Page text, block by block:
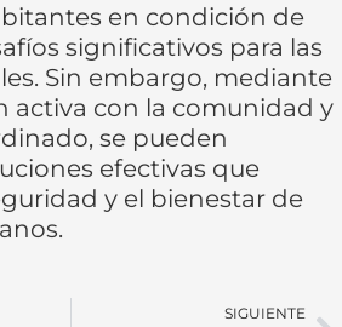
en condición de
significativos para las
Sin embargo, mediante
activa con la comunidad y
se pueden
efectivas que
y el bienestar de
SIGUIENTE